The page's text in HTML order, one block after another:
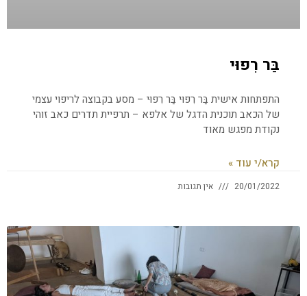
בַּר רִפוּי
התפתחות אישית בַּר רִפוּי בַּר רִפוּי – מסע בקבוצה לריפוי עצמי
של הכאב תוכנית הדגל של אלפא – תרפיית תדרים כאב זוהי
נקודת מפגש מאוד
קרא/י עוד »
20/01/2022 אין תגובות